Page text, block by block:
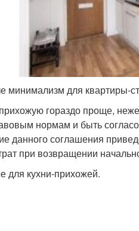
минимализм для квартиры-
гораздо проще,
нормам и быть
данного соглашения
при возвращении
для кухни-прихожей.